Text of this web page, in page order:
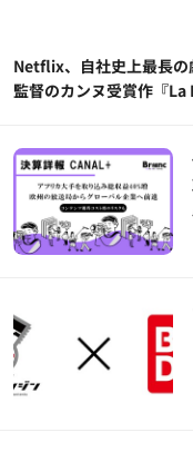
Netflix、自社史上最長の
監督のカンヌ受賞作『